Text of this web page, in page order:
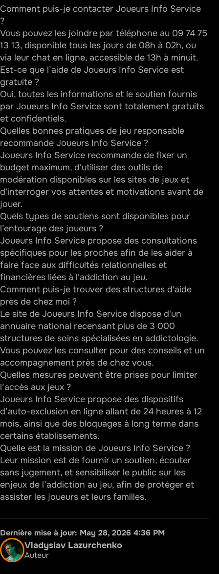
Comment puis-je contacter Joueurs Info Service
?
Vous pouvez les joindre par téléphone au 09 74 75
13 13, disponible tous les jours de 08h à 02h, ou
via leur chat en ligne, accessible de 13h à minuit.
Est-ce que l’aide de Joueurs Info Service est
gratuite ?
Oui, toutes les informations et le soutien fournis
par Joueurs Info Service sont totalement gratuits
et confidentiels.
Quelles bonnes pratiques de jeu responsable
recommande Joueurs Info Service ?
Joueurs Info Service recommande de fixer un
budget maximum, d'utiliser des outils de
modération disponibles sur les sites de jeux et
d'interroger vos attentes et motivations avant de
jouer.
Quels types de soutiens sont disponibles pour
l’entourage des joueurs ?
Joueurs Info Service propose des consultations
spécifiques pour les proches afin de les aider à
faire face aux difficultés relationnelles et
financières liées à l'addiction au jeu.
Comment puis-je trouver des structures d'aide
près de chez moi ?
Le site de Joueurs Info Service dispose d'un
annuaire national recensant plus de 3 000
structures de soins spécialisées en addictologie.
Vous pouvez les consulter pour des conseils et un
accompagnement près de chez vous.
Quelles mesures peuvent être prises pour limiter
l’accès aux jeux ?
Joueurs Info Service propose des dispositifs
d’auto-exclusion en ligne allant de 24 heures à 12
mois, ainsi que des bloquages à long terme dans
certains établissements.
Quelle est la mission de Joueurs Info Service ?
Leur mission est de fournir un soutien, écouter
sans jugement, et sensibiliser le public sur les
enjeux de l’addiction au jeu, afin de protéger et
assister les joueurs et leurs familles.
Dernière mise à jour: May 28, 2026 4:36 PM
Vladyslav Lazurchenko
Auteur